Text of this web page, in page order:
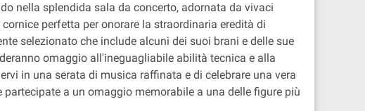
nella splendida sala da concerto, adornata da vivaci
perfetta per onorare la straordinaria eredità di
selezionato che include alcuni dei suoi brani e delle sue
omaggio all'ineguagliabile abilità tecnica e alla
in una serata di musica raffinata e di celebrare una vera
a un omaggio memorabile a una delle figure più